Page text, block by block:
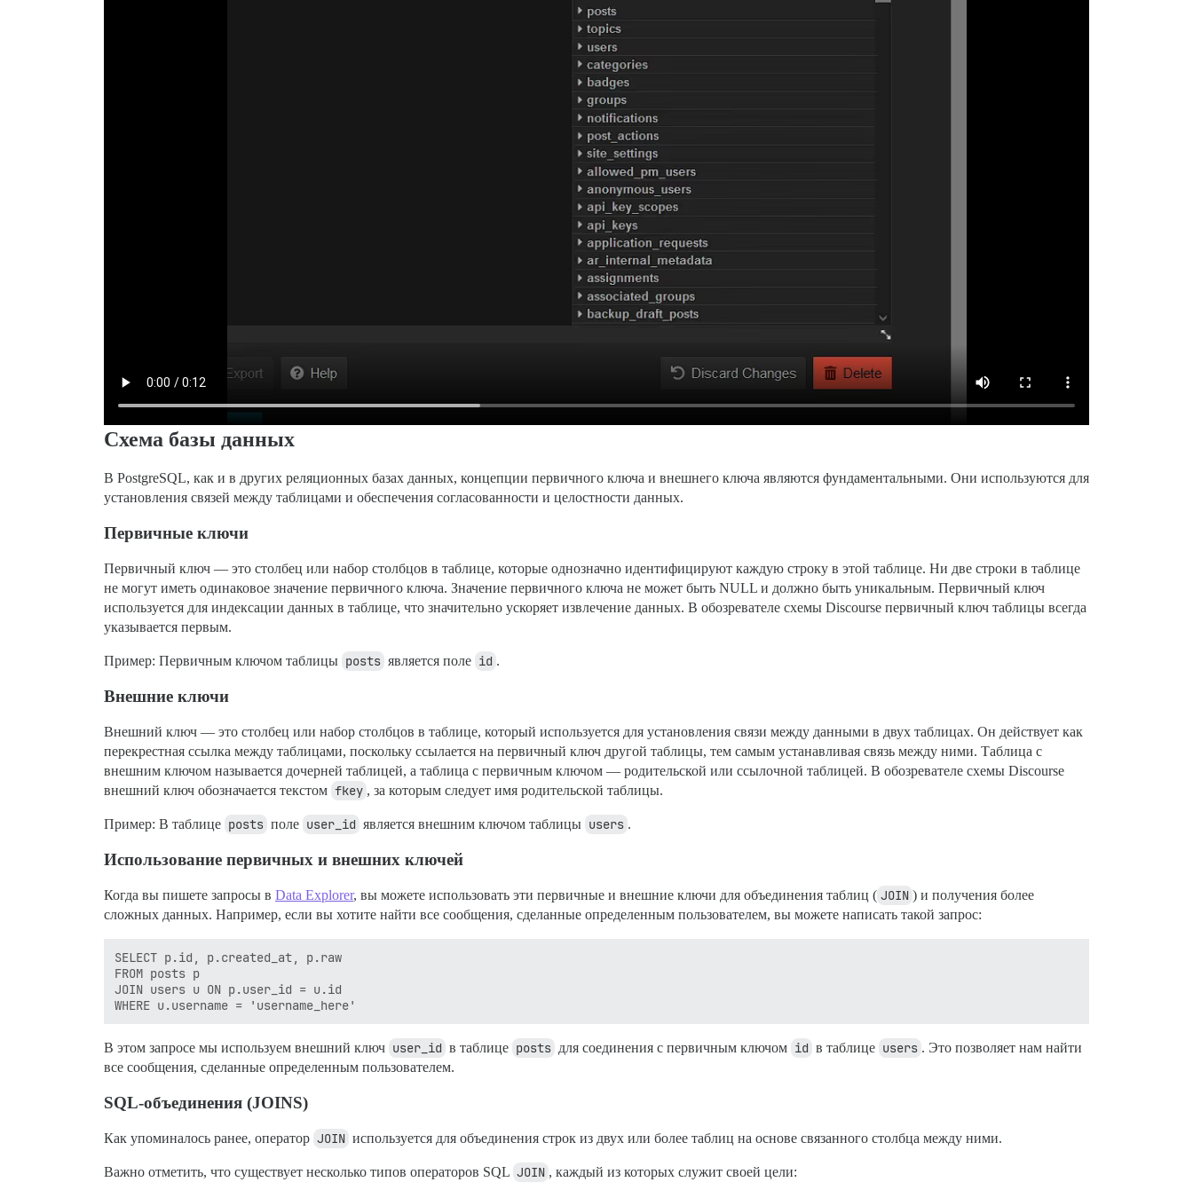
Схема базы данных
В PostgreSQL, как и в других реляционных базах данных, концепции первичного ключа и внешнего ключа являются фундаментальными. Они используются для
установления связей между таблицами и обеспечения согласованности и целостности данных.
Первичные ключи
Первичный ключ — это столбец или набор столбцов в таблице, которые однозначно идентифицируют каждую строку в этой таблице. Ни две строки в таблице
не могут иметь одинаковое значение первичного ключа. Значение первичного ключа не может быть NULL и должно быть уникальным. Первичный ключ
используется для индексации данных в таблице, что значительно ускоряет извлечение данных. В обозревателе схемы Discourse первичный ключ таблицы всегда
указывается первым.
Пример: Первичным ключом таблицы posts является поле id .
Внешние ключи
Внешний ключ — это столбец или набор столбцов в таблице, который используется для установления связи между данными в двух таблицах. Он действует как
перекрестная ссылка между таблицами, поскольку ссылается на первичный ключ другой таблицы, тем самым устанавливая связь между ними. Таблица с
внешним ключом называется дочерней таблицей, а таблица с первичным ключом — родительской или ссылочной таблицей. В обозревателе схемы Discourse
внешний ключ обозначается текстом fkey , за которым следует имя родительской таблицы.
Пример: В таблице posts поле user_id является внешним ключом таблицы users .
Использование первичных и внешних ключей
Когда вы пишете запросы в Data Explorer, вы можете использовать эти первичные и внешние ключи для объединения таблиц ( JOIN ) и получения более
сложных данных. Например, если вы хотите найти все сообщения, сделанные определенным пользователем, вы можете написать такой запрос:
SELECT p.id, p.created_at, p.raw
FROM posts p
JOIN users u ON p.user_id = u.id
В этом запросе мы используем внешний ключ user_id в таблице posts для соединения с первичным ключом id в таблице users . Это позволяет нам найти
все сообщения, сделанные определенным пользователем.
SQL-объединения (JOINS)
Как упоминалось ранее, оператор JOIN используется для объединения строк из двух или более таблиц на основе связанного столбца между ними.
Важно отметить, что существует несколько типов операторов SQL JOIN , каждый из которых служит своей цели: